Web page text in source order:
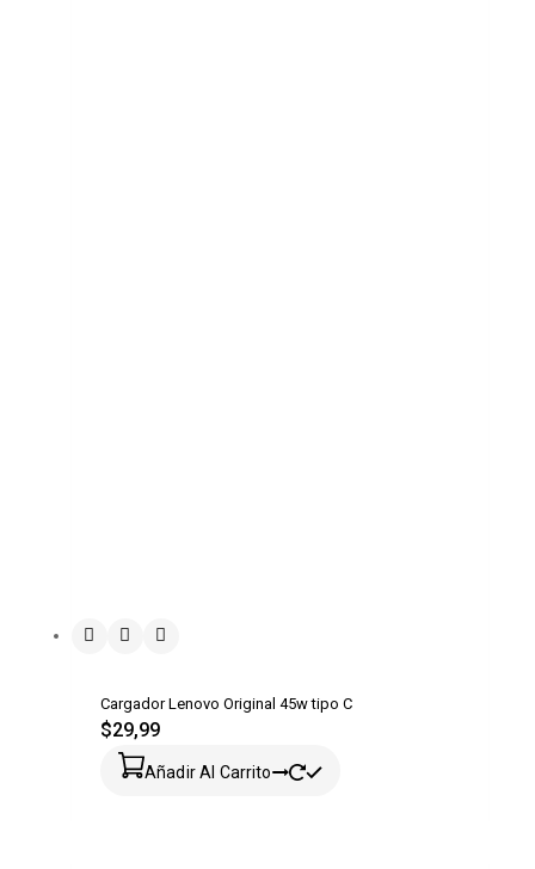
Cargador Lenovo Original 45w tipo C
$29,99
Añadir Al Carrito